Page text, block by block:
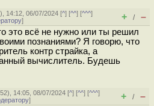
), 14:12, 06/07/2024 [^] [^^] [^^^]
] + / –
это всё не нужно или ты решил
познаниями? Я говорю, что
контр страйка, а
вычислитель. Будешь
52), 14:05, 08/07/2024 [^] [^^] [^^^]
] + / –